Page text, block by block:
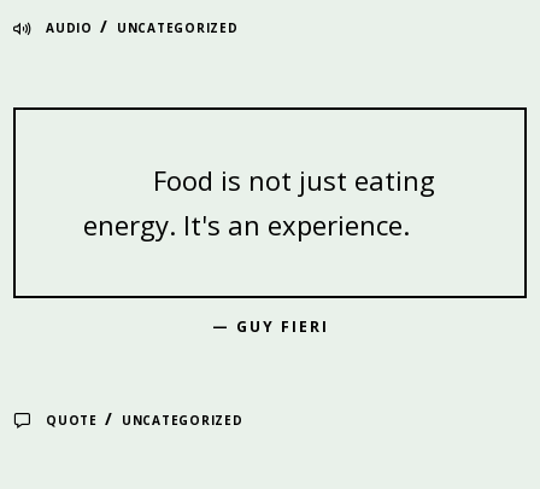
AUDIO / UNCATEGORIZED
Food is not just eating
energy. It's an experience.
— GUY FIERI
QUOTE / UNCATEGORIZED